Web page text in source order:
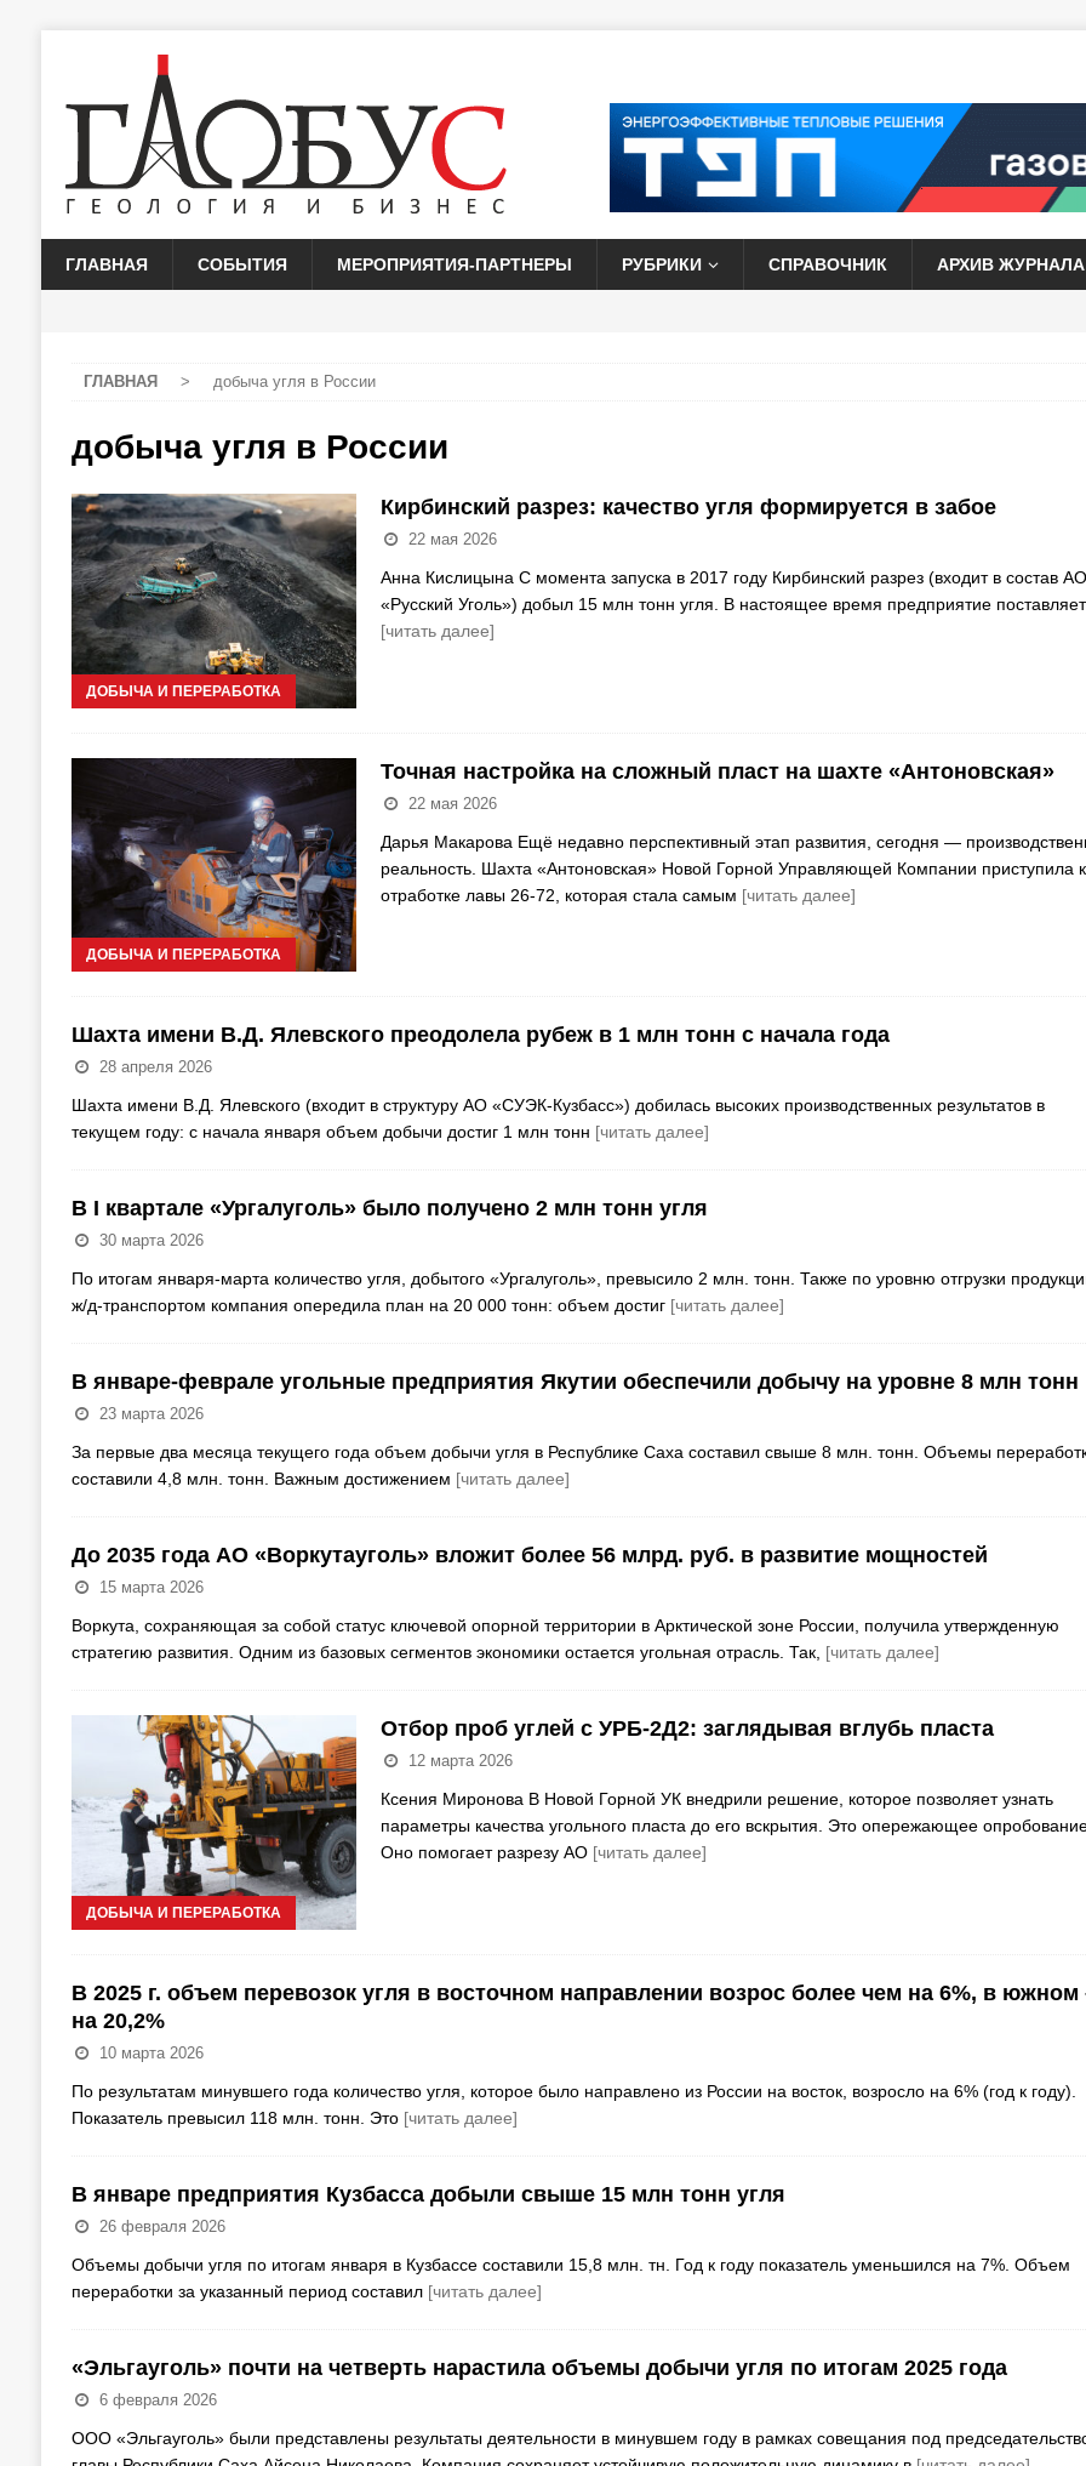
ГЛАВНАЯ СОБЫТИЯ МЕРОПРИЯТИЯ-ПАРТНЕРЫ РУБРИКИ СПРАВОЧНИК АРХИВ ЖУРНАЛА
ГЛАВНАЯ > добыча угля в России
добыча угля в России
ДОБЫЧА И ПЕРЕРАБОТКА
Кирбинский разрез: качество угля формируется в забое
22 мая 2026
Анна Кислицына С момента запуска в 2017 году Кирбинский разрез (входит в состав АО
«Русский Уголь») добыл 15 млн тонн угля. В настоящее время предприятие поставляет
[читать далее]
ДОБЫЧА И ПЕРЕРАБОТКА
Точная настройка на сложный пласт на шахте «Антоновская»
22 мая 2026
Дарья Макарова Ещё недавно перспективный этап развития, сегодня —
реальность. Шахта «Антоновская» Новой Горной Управляющей Компании приступила к
отработке лавы 26-72, которая стала самым [читать далее]
Шахта имени В.Д. Ялевского преодолела рубеж в 1 млн тонн с начала года
28 апреля 2026
Шахта имени В.Д. Ялевского (входит в структуру АО «СУЭК-Кузбасс») добилась высоких производственных результатов в
текущем году: с начала января объем добычи достиг 1 млн тонн [читать далее]
В I квартале «Ургалуголь» было получено 2 млн тонн угля
30 марта 2026
По итогам января-марта количество угля, добытого «Ургалуголь», превысило 2 млн. тонн. Также по уровню отгрузки
ж/д-транспортом компания опередила план на 20 000 тонн: объем достиг [читать далее]
В январе-феврале угольные предприятия Якутии обеспечили добычу на уровне 8 млн тонн
23 марта 2026
За первые два месяца текущего года объем добычи угля в Республике Саха составил свыше 8 млн. тонн. Объемы
составили 4,8 млн. тонн. Важным достижением [читать далее]
До 2035 года АО «Воркутауголь» вложит более 56 млрд. руб. в развитие мощностей
15 марта 2026
Воркута, сохраняющая за собой статус ключевой опорной территории в Арктической зоне России, получила утвержденную
стратегию развития. Одним из базовых сегментов экономики остается угольная отрасль. Так, [читать далее]
ДОБЫЧА И ПЕРЕРАБОТКА
Отбор проб углей с УРБ-2Д2: заглядывая вглубь пласта
12 марта 2026
Ксения Миронова В Новой Горной УК внедрили решение, которое позволяет узнать
параметры качества угольного пласта до его вскрытия. Это опережающее
Оно помогает разрезу АО [читать далее]
В 2025 г. объем перевозок угля в восточном направлении возрос более чем на 6%, в южном
на 20,2%
10 марта 2026
По результатам минувшего года количество угля, которое было направлено из России на восток, возросло на 6% (год к году).
Показатель превысил 118 млн. тонн. Это [читать далее]
В январе предприятия Кузбасса добыли свыше 15 млн тонн угля
26 февраля 2026
Объемы добычи угля по итогам января в Кузбассе составили 15,8 млн. тн. Год к году показатель уменьшился на 7%. Объем
переработки за указанный период составил [читать далее]
«Эльгауголь» почти на четверть нарастила объемы добычи угля по итогам 2025 года
6 февраля 2026
ООО «Эльгауголь» были представлены результаты деятельности в минувшем году в рамках совещания под